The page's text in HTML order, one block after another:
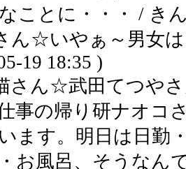
ことに・・・ / き
ん☆いやぁ～男女
19 18:35 )
さん☆武田てつや
事の帰り研ナオコ
ます。明日は日勤
お風呂、そうなん